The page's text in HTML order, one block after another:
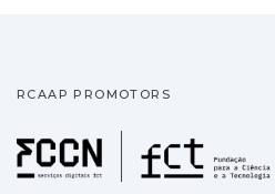
RCAAP PROMOTORS